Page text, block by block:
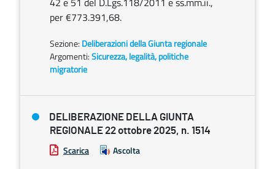
per €773.391,68.
Sezione: Deliberazioni della Giunta regionale
Argomenti:Sicurezza, legalità, politiche
migratorie
DELIBERAZIONE DELLA GIUNTA
REGIONALE 22 ottobre 2025, n. 1514
Scarica Ascolta